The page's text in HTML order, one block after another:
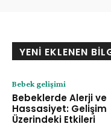
YENI EKLENEN
Bebek gelişimi
Bebeklerde Alerji ve
Hassasiyet: Gelişim
Üzerindeki Etkileri